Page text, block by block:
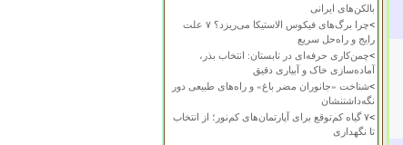
بالکن‌های ایرانی
>
چرا برگ‌های فیکوس الاستیکا می‌ریزد؟ ۷ علت
رایج و راه‌حل سریع
>چمن‌کاری حرفه‌ای در تابستان: انتخاب بذر،
آماده‌سازی خاک و آبیاری دقیق
>شناخت «جانوران مضر باغ» و راه‌های طبیعی دور
نگه‌داشتنشان
>
۷ گیاه کم‌توقع برای آپارتمان‌های کم‌نور؛ از انتخاب
تا نگهداری